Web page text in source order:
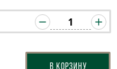
В КОРЗИНУ